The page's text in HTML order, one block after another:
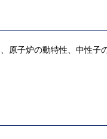
原子炉の動特性、中性